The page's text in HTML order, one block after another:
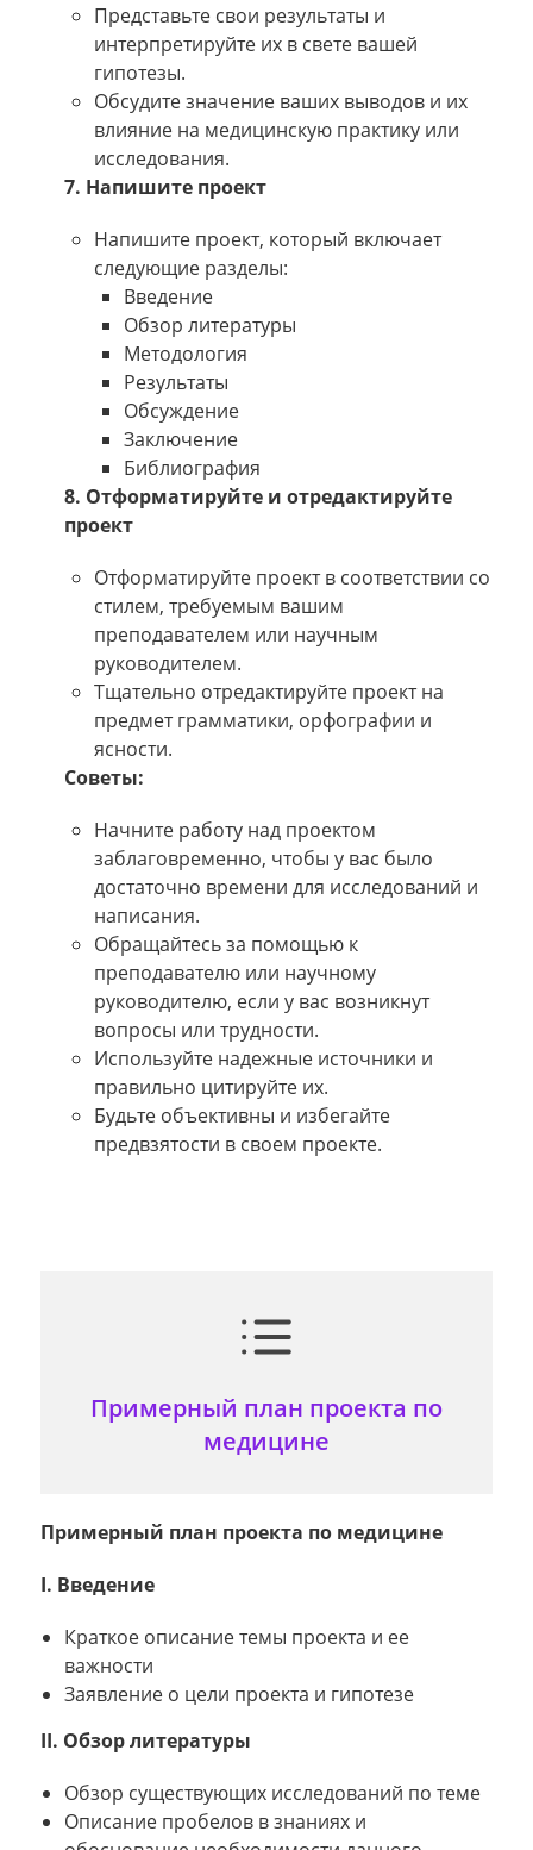
Представьте свои результаты и
интерпретируйте их в свете вашей
гипотезы.
Обсудите значение ваших выводов и их
влияние на медицинскую практику или
исследования.
7. Напишите проект
Напишите проект, который включает
следующие разделы:
Введение
Обзор литературы
Методология
Результаты
Обсуждение
Заключение
Библиография
8. Отформатируйте и отредактируйте
проект
Отформатируйте проект в соответствии со
стилем, требуемым вашим
преподавателем или научным
руководителем.
Тщательно отредактируйте проект на
предмет грамматики, орфографии и
ясности.
Советы:
Начните работу над проектом
заблаговременно, чтобы у вас было
достаточно времени для исследований и
написания.
Обращайтесь за помощью к
преподавателю или научному
руководителю, если у вас возникнут
вопросы или трудности.
Используйте надежные источники и
правильно цитируйте их.
Будьте объективны и избегайте
предвзятости в своем проекте.
Примерный план проекта по
медицине
Примерный план проекта по медицине
I. Введение
Краткое описание темы проекта и ее
важности
Заявление о цели проекта и гипотезе
II. Обзор литературы
Обзор существующих исследований по теме
Описание пробелов в знаниях и